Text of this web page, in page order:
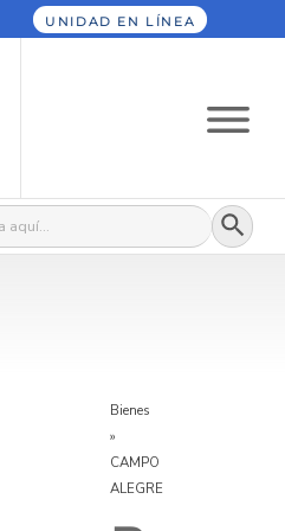
UNIDAD EN LÍNEA
Botón
Bienes
»
CAMPO
ALEGRE